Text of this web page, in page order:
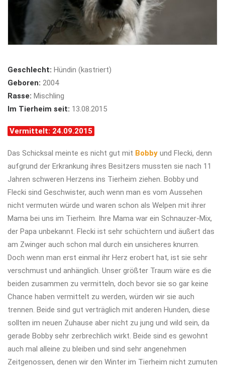
Geschlecht: Hündin (kastriert)
Geboren: 2004
Rasse: Mischling
Im Tierheim seit: 13.08.2015
Vermittelt: 24.09.2015
Das Schicksal meinte es nicht gut mit Bobby und Flecki, denn
aufgrund der Erkrankung ihres Besitzers mussten sie nach 11
Jahren schweren Herzens ins Tierheim ziehen. Bobby und
Flecki sind Geschwister, auch wenn man es vom Aussehen
nicht vermuten würde und waren schon als Welpen mit ihrer
Mama bei uns im Tierheim. Ihre Mama war ein Schnauzer-Mix,
der Papa unbekannt. Flecki ist sehr schüchtern und äußert das
am Zwinger auch schon mal durch ein unsicheres knurren.
Doch wenn man erst einmal ihr Herz erobert hat, ist sie sehr
verschmust und anhänglich. Unser größter Traum wäre es die
beiden zusammen zu vermitteln, doch bevor sie so gar keine
Chance haben vermittelt zu werden, würden wir sie auch
trennen. Beide sind gut verträglich mit anderen Hunden, diese
sollten im neuen Zuhause aber nicht zu jung und wild sein, da
gerade Bobby sehr zerbrechlich wirkt. Beide sind es gewohnt
auch mal alleine zu bleiben und sind sehr angenehmen
Zeitgenossen, denen wir den Winter im Tierheim nicht zumuten